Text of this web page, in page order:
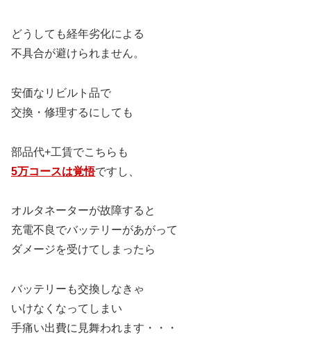
どうしても経年劣化による
不具合が避けられません。
安価なリビルト品で
交換・修理するにしても
部品代+工賃でこちらも
5万コースは覚悟ですし、
オルタネーターが故障すると
充電不良でバッテリーがあがって
ダメージを受けてしまったら
バッテリーも交換しなきゃ
いけなくなってしまい
手痛い出費に見舞われます・・・